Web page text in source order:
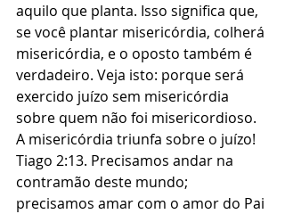
aquilo que planta. Isso significa que,
se você plantar misericórdia, colherá
misericórdia, e o oposto também é
verdadeiro. Veja isto: porque será
exercido juízo sem misericórdia
sobre quem não foi misericordioso.
A misericórdia triunfa sobre o juízo!
Tiago 2:13. Precisamos andar na
contramão deste mundo;
precisamos amar com o amor do Pai